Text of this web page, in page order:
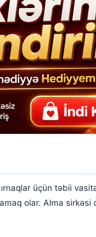
üçün təbii vasitə
olar. Alma